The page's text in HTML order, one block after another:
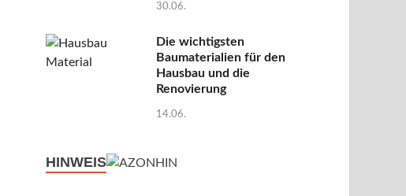
30.06.
Die wichtigsten
Baumaterialien für den
Hausbau und die
Renovierung
14.06.
HINWEIS